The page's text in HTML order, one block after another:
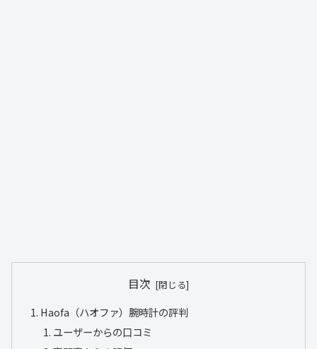
目次
Haofa（ハオファ）腕時計の評判
ユーザーからの口コミ